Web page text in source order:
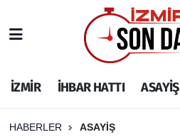
İZMİR İHBAR HATTI ASAYİŞ
HABERLER ASAYİŞ
İHBAR HATTI
DEPREM
İzmir Nöbetçi Eczaneler
İzmir Hava Durumu
İzmir Namaz Vakitleri